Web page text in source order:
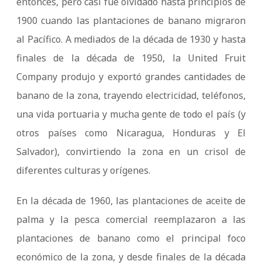
1900 cuando las plantaciones de banano migraron
al Pacífico. A mediados de la década de 1930 y hasta
finales de la década de 1950, la United Fruit
Company produjo y exportó grandes cantidades de
banano de la zona, trayendo electricidad, teléfonos,
una vida portuaria y mucha gente de todo el país (y
otros países como Nicaragua, Honduras y El
Salvador), convirtiendo la zona en un crisol de
diferentes culturas y orígenes.
En la década de 1960, las plantaciones de aceite de
palma y la pesca comercial reemplazaron a las
plantaciones de banano como el principal foco
económico de la zona, y desde finales de la década